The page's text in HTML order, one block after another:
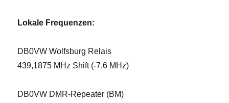
Lokale Frequenzen:
DB0VW Wolfsburg Relais
439,1875 MHz Shift (-7,6 MHz)
DB0VW DMR-Repeater (BM)